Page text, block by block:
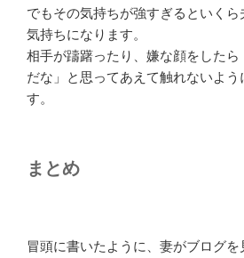
でもその気持ちが強すぎるといく
気持ちになります。
相手が躊躇ったり、嫌な顔をした
だな」と思ってあえて触れないよ
す。
まとめ
冒頭に書いたように、妻がブログ